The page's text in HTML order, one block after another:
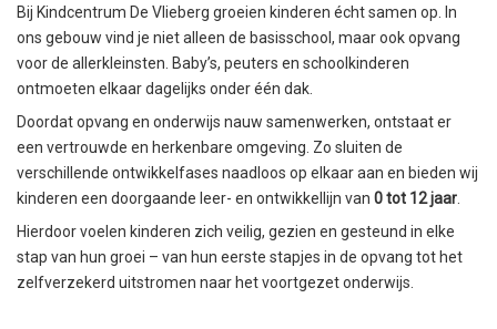
Bij Kindcentrum De Vlieberg groeien kinderen écht samen op. In
ons gebouw vind je niet alleen de basisschool, maar ook opvang
voor de allerkleinsten. Baby’s, peuters en schoolkinderen
ontmoeten elkaar dagelijks onder één dak.
Doordat opvang en onderwijs nauw samenwerken, ontstaat er
een vertrouwde en herkenbare omgeving. Zo sluiten de
verschillende ontwikkelfases naadloos op elkaar aan en bieden wij
kinderen een doorgaande leer- en ontwikkellijn van 0 tot 12 jaar
Hierdoor voelen kinderen zich veilig, gezien en gesteund in elke
stap van hun groei – van hun eerste stapjes in de opvang tot het
zelfverzekerd uitstromen naar het voortgezet onderwijs.